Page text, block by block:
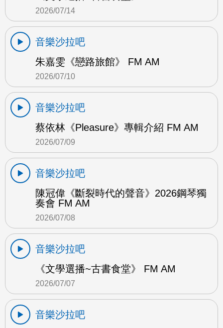
2026/07/14
音樂沙拉吧
朱嘉雯《戀路旅館》 FM AM
2026/07/10
音樂沙拉吧
蔡依林《Pleasure》專輯介紹 FM AM
2026/07/09
音樂沙拉吧
陳冠偉《斷裂時代的聲音》2026鋼琴獨
奏會 FM AM
2026/07/08
音樂沙拉吧
《文學選播~古書食堂》 FM AM
2026/07/07
音樂沙拉吧